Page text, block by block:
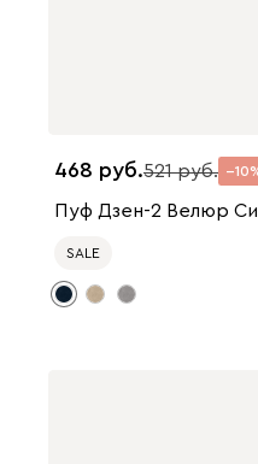
468 521 10
Пуф Дзен-2 Велюр
SALE